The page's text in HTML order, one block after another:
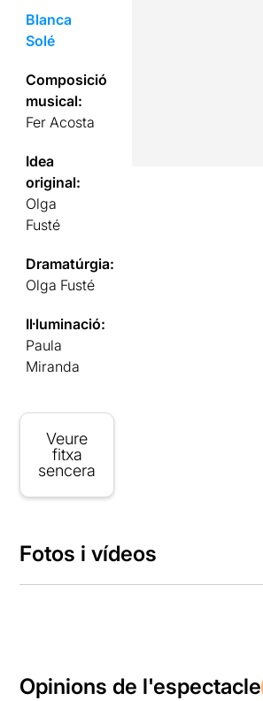
Blanca
Solé
Composició
musical:
Fer Acosta
Idea
original:
Olga
Fusté
Dramatúrgia:
Olga Fusté
Il·luminació:
Paula
Miranda
Veure
fitxa
sencera
Fotos i vídeos
Opinions de l'espectacle